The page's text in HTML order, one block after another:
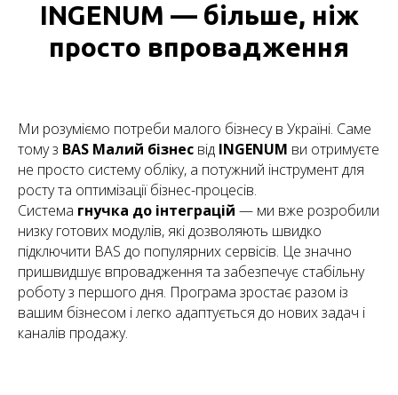
INGENUM — більше, ніж
просто впровадження
Ми розуміємо потреби малого бізнесу в Україні. Саме
тому з BAS Малий бізнес від INGENUM ви отримуєте
не просто систему обліку, а потужний інструмент для
росту та оптимізації бізнес-процесів.
Система гнучка до інтеграцій — ми вже розробили
низку готових модулів, які дозволяють швидко
підключити BAS до популярних сервісів. Це значно
пришвидшує впровадження та забезпечує стабільну
роботу з першого дня. Програма зростає разом із
вашим бізнесом і легко адаптується до нових задач і
каналів продажу.